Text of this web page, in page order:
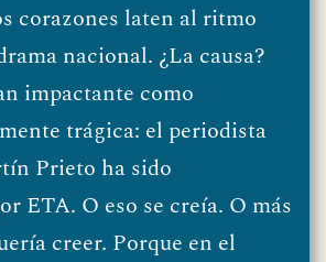
corazones laten al ritmo
nacional. ¿La causa?
impactante como
trágica: el periodista
Prieto ha sido
ETA. O eso se creía. O más
creer. Porque en el